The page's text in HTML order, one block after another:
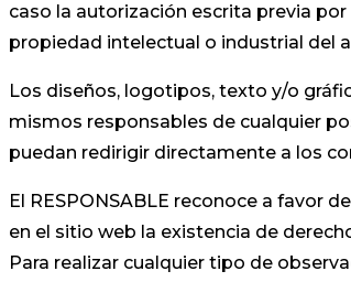
caso la autorización escrita previa
propiedad intelectual o industrial del
Los diseños, logotipos, texto y/o
mismos responsables de cualquier
puedan redirigir directamente a los
El RESPONSABLE reconoce a favor
en el sitio web la existencia de
Para realizar cualquier tipo de